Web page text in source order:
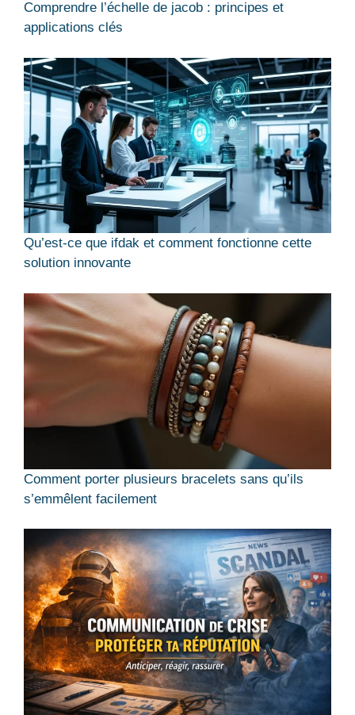
Comprendre l’échelle de jacob : principes et
applications clés
Qu’est-ce que ifdak et comment fonctionne cette
solution innovante
Comment porter plusieurs bracelets sans qu’ils
s’emmêlent facilement